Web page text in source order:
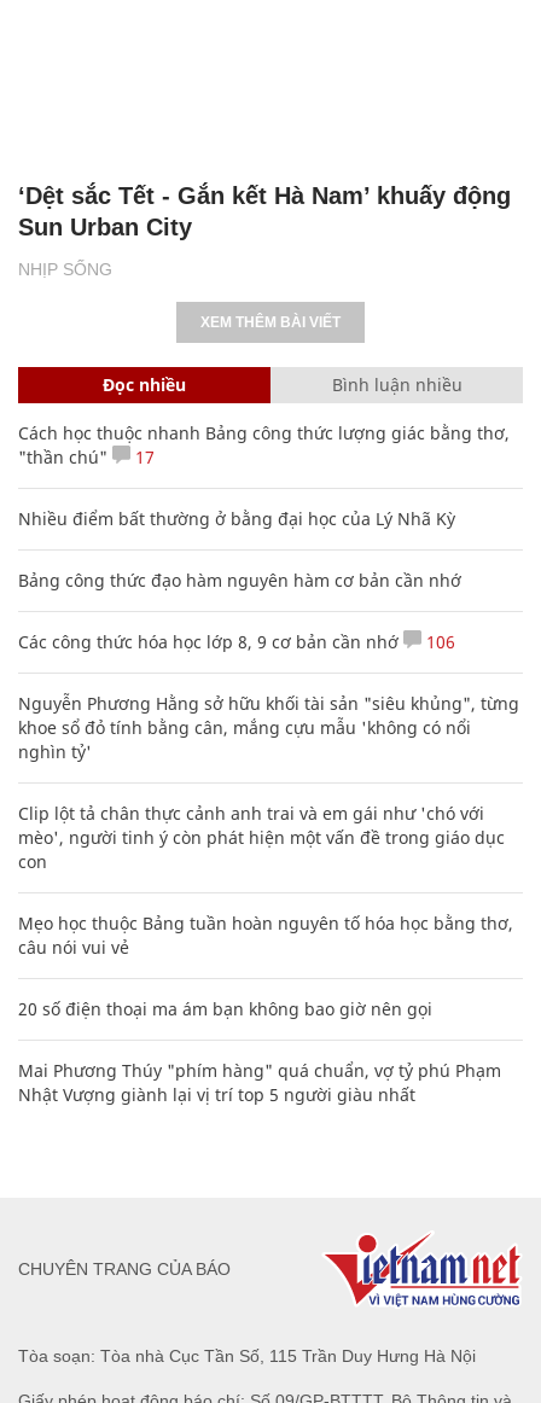
NHỊP SỐNG
‘Dệt sắc Tết - Gắn kết Hà Nam’ khuấy động
Sun Urban City
XEM THÊM BÀI VIẾT
Đọc nhiều Bình luận nhiều
Cách học thuộc nhanh Bảng công thức lượng giác bằng thơ,
"thần chú"
17
Nhiều điểm bất thường ở bằng đại học của Lý Nhã Kỳ
Bảng công thức đạo hàm nguyên hàm cơ bản cần nhớ
Các công thức hóa học lớp 8, 9 cơ bản cần nhớ 106
Nguyễn Phương Hằng sở hữu khối tài sản "siêu khủng", từng
khoe sổ đỏ tính bằng cân, mắng cựu mẫu 'không có nổi
nghìn tỷ'
Clip lột tả chân thực cảnh anh trai và em gái như 'chó với
mèo', người tinh ý còn phát hiện một vấn đề trong giáo dục
con
Mẹo học thuộc Bảng tuần hoàn nguyên tố hóa học bằng thơ,
câu nói vui vẻ
20 số điện thoại ma ám bạn không bao giờ nên gọi
Mai Phương Thúy "phím hàng" quá chuẩn, vợ tỷ phú Phạm
Nhật Vượng giành lại vị trí top 5 người giàu nhất
Tòa soạn: Tòa nhà Cục Tần Số, 115 Trần Duy Hưng Hà Nội
CHUYÊN TRANG CỦA BÁO